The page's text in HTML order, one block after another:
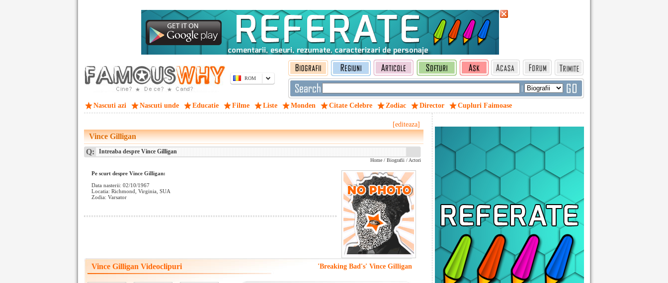
ROM
|
Nascuti azi Nascuti unde Educatie Filme Liste Monden Citate Celebre Zodiac Director Cupluri Faimoase
[editeaza]
Vince Gilligan
Q: Intreaba despre Vince Gilligan
Home / Biografii / Actori
Pe scurt despre Vince Gilligan:
Data nasterii: 02/10/1967
Locatia: Richmond, Virginia, SUA
Zodia: Varsator
Vince Gilligan Videoclipuri 'Breaking Bad's' Vince Gilligan